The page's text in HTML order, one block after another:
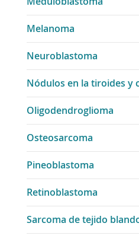
Melanoma
Neuroblastoma
Nódulos en la tiroides y
Oligodendroglioma
Osteosarcoma
Pineoblastoma
Retinoblastoma
Sarcoma de tejido